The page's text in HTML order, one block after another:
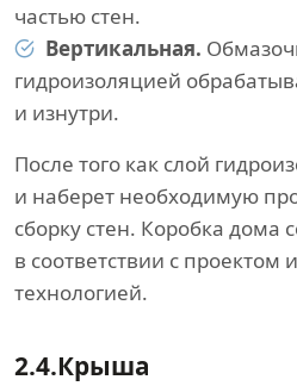
частью стен.
Вертикальная.
гидроизоляцией
и изнутри.
После того как слой
и наберет необходимую
сборку стен. Коробка дома
в соответствии с проектом
технологией.
2.4.Крыша